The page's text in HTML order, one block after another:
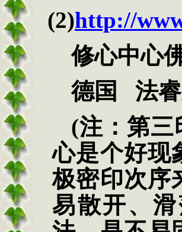
(2)http://
修心中心
德国 法
(注：第三
心是个好现
极密印次序
易散开、